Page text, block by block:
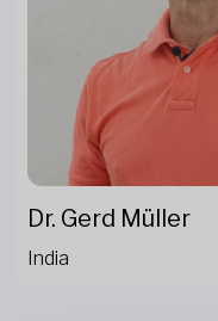
Dr. Gerd Müller
India